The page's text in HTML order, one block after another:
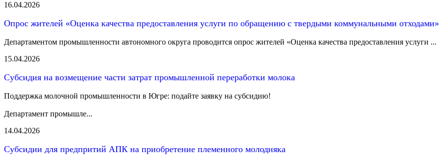
16.04.2026
Опрос жителей «Оценка качества предоставления услуги по обращению с твердыми коммунальными отходами»
Департаментом промышленности автономного округа проводится опрос жителей «Оценка качества предоставления услуги ...
15.04.2026
Субсидия на возмещение части затрат промышленной переработки молока
Поддержка молочной промышленности в Югре: подайте заявку на субсидию!
Департамент промышле...
14.04.2026
Субсидии для предпритий АПК на приобретение племенного молодняка